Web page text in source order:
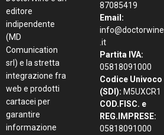
editore
indipendente
(MD
Comunication
srl) e la stretta
integrazione fra
web e prodotti
cartacei per
garantire
informazione
87085419
Email:
info@doctorwine
.it
Partita IVA:
05818091000
Codice Univoco
(SDI): M5UXCR1
COD.FISC. e
REG.IMPRESE:
05818091000